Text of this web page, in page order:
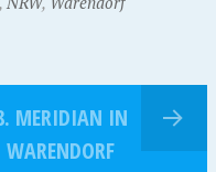
MERIDIAN IN
WARENDORF